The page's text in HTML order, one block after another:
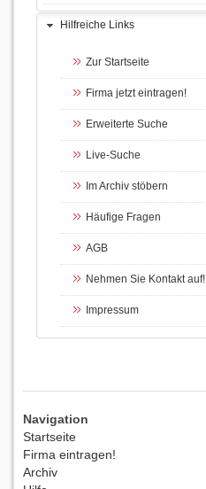
Hilfreiche Links
Zur Startseite
Firma jetzt eintragen!
Erweiterte Suche
Live-Suche
Im Archiv stöbern
Häufige Fragen
AGB
Nehmen Sie Kontakt auf!
Impressum
Navigation
Startseite
Firma eintragen!
Archiv